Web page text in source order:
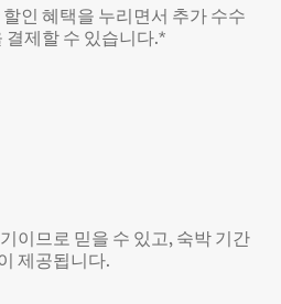
인 혜택을 누리면서 추가 수수
결제할 수 있습니다.*
이므로 믿을 수 있고, 숙박 기간
제공됩니다.